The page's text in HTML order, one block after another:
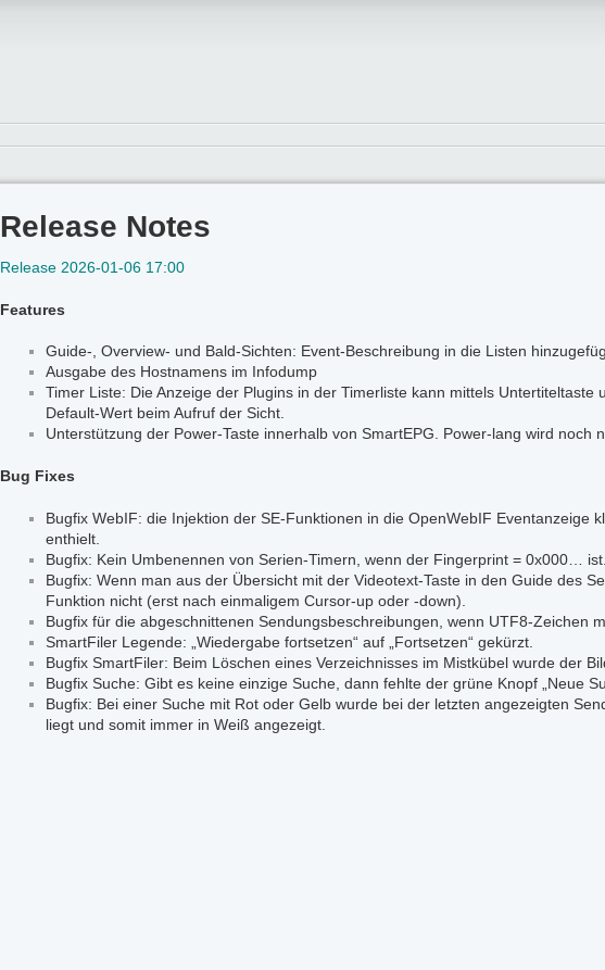
Release Notes
Release 2026-01-06 17:00
Features
Guide-, Overview- und Bald-Sichten: Event-Beschreibung in die Listen
Ausgabe des Hostnamens im Infodump
Timer Liste: Die Anzeige der Plugins in der Timerliste kann mittels
Default-Wert beim Aufruf der Sicht.
Unterstützung der Power-Taste innerhalb von SmartEPG. Power-lang wird noch
Bug Fixes
Bugfix WebIF: die Injektion der SE-Funktionen in die OpenWebIF Eventanzeige
enthielt.
Bugfix: Kein Umbenennen von Serien-Timern, wenn der Fingerprint = 0x000…
Bugfix: Wenn man aus der Übersicht mit der Videotext-Taste in den Guide des
Funktion nicht (erst nach einmaligem Cursor-up oder -down).
Bugfix für die abgeschnittenen Sendungsbeschreibungen, wenn UTF8-Zeichen
SmartFiler Legende: „Wiedergabe fortsetzen“ auf „Fortsetzen“ gekürzt.
Bugfix SmartFiler: Beim Löschen eines Verzeichnisses im Mistkübel wurde der
Bugfix Suche: Gibt es keine einzige Suche, dann fehlte der grüne Knopf „Neue
Bugfix: Bei einer Suche mit Rot oder Gelb wurde bei der letzten angezeigten
liegt und somit immer in Weiß angezeigt.